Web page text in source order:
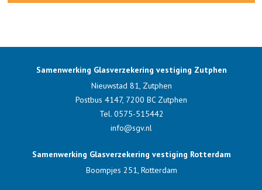
Samenwerking Glasverzekering vestiging Zutphen
Nieuwstad 81, Zutphen
Postbus 4147, 7200 BCZutphen
Tel. 0575-515442
info@sgv.nl
Samenwerking Glasverzekering vestiging Rotterdam
Boompjes 251, Rotterdam